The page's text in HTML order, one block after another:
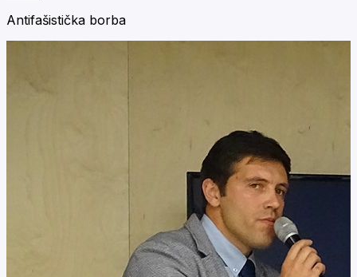
Antifašistička borba